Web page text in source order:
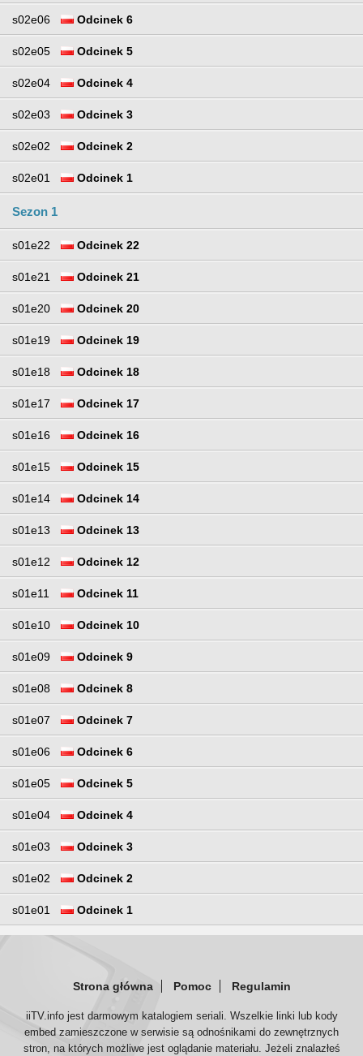
s02e06 Odcinek 6
s02e05 Odcinek 5
s02e04 Odcinek 4
s02e03 Odcinek 3
s02e02 Odcinek 2
s02e01 Odcinek 1
Sezon 1
s01e22 Odcinek 22
s01e21 Odcinek 21
s01e20 Odcinek 20
s01e19 Odcinek 19
s01e18 Odcinek 18
s01e17 Odcinek 17
s01e16 Odcinek 16
s01e15 Odcinek 15
s01e14 Odcinek 14
s01e13 Odcinek 13
s01e12 Odcinek 12
s01e11 Odcinek 11
s01e10 Odcinek 10
s01e09 Odcinek 9
s01e08 Odcinek 8
s01e07 Odcinek 7
s01e06 Odcinek 6
s01e05 Odcinek 5
s01e04 Odcinek 4
s01e03 Odcinek 3
s01e02 Odcinek 2
s01e01 Odcinek 1
Strona główna Pomoc Regulamin
iiTV.info jest darmowym katalogiem seriali. Wszelkie linki lub kody
embed zamieszczone w serwisie są odnośnikami do zewnętrznych
stron, na których możliwe jest oglądanie materiału. Jeżeli znalazłeś